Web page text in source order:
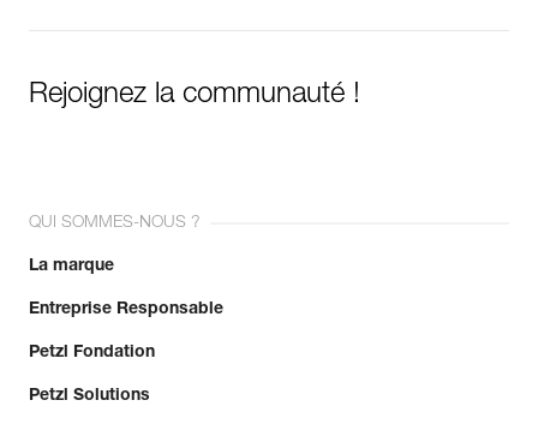
Rejoignez la communauté !
QUI SOMMES-NOUS ?
La marque
Entreprise Responsable
Petzl Fondation
Petzl Solutions